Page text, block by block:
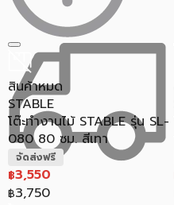
สินค้าหมด
STABLE
โต๊ะทำงานไม้ STABLE รุ่น SL-
080 80 ซม. สีเทา
จัดส่งฟรี
฿3,550
฿3,750